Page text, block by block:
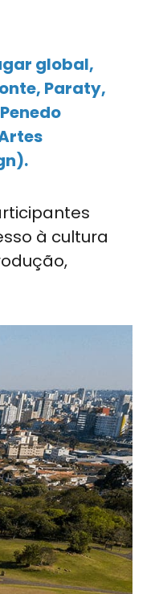
global,
Paraty,
à cultura